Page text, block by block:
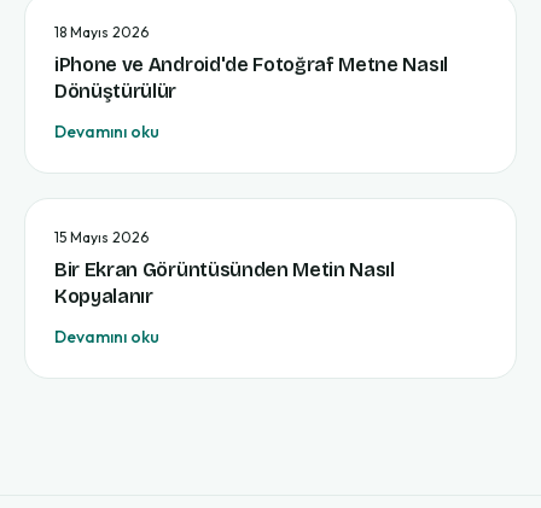
18 Mayıs 2026
iPhone ve Android'de Fotoğraf Metne Nasıl
Dönüştürülür
Devamını oku
15 Mayıs 2026
Bir Ekran Görüntüsünden Metin Nasıl
Kopyalanır
Devamını oku